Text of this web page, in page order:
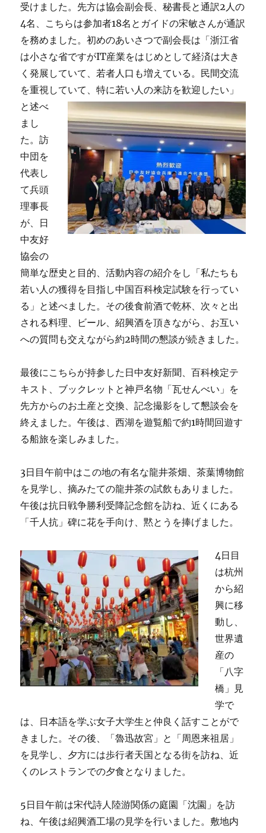
受けました。先方は協会副会長、秘書長と通訳2人の
4名、こちらは参加者18名とガイドの宋敏さんが通訳
を務めました。初めのあいさつで副会長は「浙江省
は小さな省ですがIT産業をはじめとして経済は大き
く発展していて、若者人口も増えている。民間交流
を重視していて、特に若い人の来訪を歓迎したい」
と述べ
まし
た。訪
中団を
代表し
て兵頭
理事長
が、日
中友好
協会の
簡単な歴史と目的、活動内容の紹介をし「私たちも
若い人の獲得を目指し中国百科検定試験を行ってい
る」と述べました。その後食前酒で乾杯、次々と出
される料理、ビール、紹興酒を頂きながら、お互い
への質問も交えながら約2時間の懇談が続きました。
最後にこちらが持参した日中友好新聞、百科検定テ
キスト、ブックレットと神戸名物「瓦せんべい」を
先方からのお土産と交換、記念撮影をして懇談会を
終えました。午後は、西湖を遊覧船で約1時間回遊す
る船旅を楽しみました。
3日目午前中はこの地の有名な龍井茶畑、茶葉博物館
を見学し、摘みたての龍井茶の試飲もありました。
午後は抗日戦争勝利受降記念館を訪ね、近くにある
「千人抗」碑に花を手向け、黙とうを捧げました。
4日目
は杭州
から紹
興に移
動し、
世界遺
産の
「八字
橋」見
学で
は、日本語を学ぶ女子大学生と仲良く話すことがで
きました。その後、「魯迅故宮」と「周恩来祖居」
を見学し、夕方には歩行者天国となる街を訪ね、近
くのレストランでの夕食となりました。
5日目午前は宋代詩人陸游関係の庭園「沈園」を訪
ね、午後は紹興酒工場の見学を行いました。敷地内